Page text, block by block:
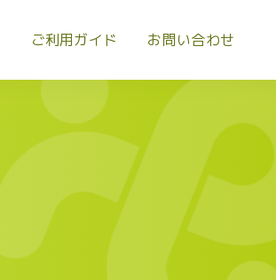
ご利用ガイド お問い合わせ